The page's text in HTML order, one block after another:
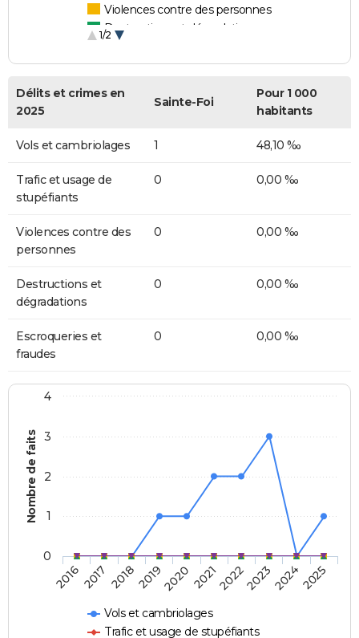
Violences contre des personnes
Destructions et dégradations
1/2
Délits et crimes en
2025
Sainte-Foi
Pour 1 000
habitants
Vols et cambriolages 1 48,10 ‰
Trafic et usage de
stupéfiants
0 0,00 ‰
Violences contre des
personnes
0 0,00 ‰
Destructions et
dégradations
0 0,00 ‰
Escroqueries et
fraudes
0 0,00 ‰
Nombre de faits
Vols et cambriolages
Trafic et usage de stupéfiants
20162017 20182019202020212022202320242025
0
1
2
3
4